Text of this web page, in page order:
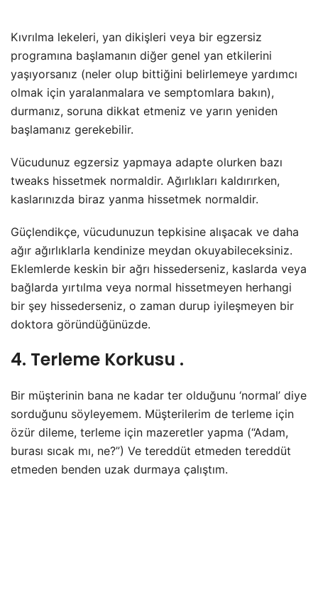
Kıvrılma lekeleri, yan dikişleri veya bir egzersiz
programına başlamanın diğer genel yan etkilerini
yaşıyorsanız (neler olup bittiğini belirlemeye yardımcı
olmak için yaralanmalara ve semptomlara bakın),
durmanız, soruna dikkat etmeniz ve yarın yeniden
başlamanız gerekebilir.
Vücudunuz egzersiz yapmaya adapte olurken bazı
tweaks hissetmek normaldir. Ağırlıkları kaldırırken,
kaslarınızda biraz yanma hissetmek normaldir.
Güçlendikçe, vücudunuzun tepkisine alışacak ve daha
ağır ağırlıklarla kendinize meydan okuyabileceksiniz.
Eklemlerde keskin bir ağrı hissederseniz, kaslarda veya
bağlarda yırtılma veya normal hissetmeyen herhangi
bir şey hissederseniz, o zaman durup iyileşmeyen bir
doktora göründüğünüzde.
4. Terleme Korkusu .
Bir müşterinin bana ne kadar ter olduğunu ‘normal’ diye
sorduğunu söyleyemem. Müşterilerim de terleme için
özür dileme, terleme için mazeretler yapma (“Adam,
burası sıcak mı, ne?”) Ve tereddüt etmeden tereddüt
etmeden benden uzak durmaya çalıştım.